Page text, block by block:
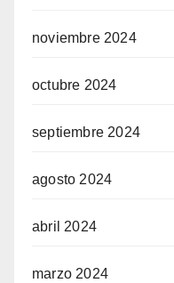
noviembre 2024
octubre 2024
septiembre 2024
agosto 2024
abril 2024
marzo 2024